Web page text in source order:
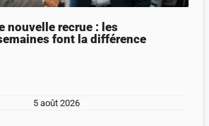
nouvelle recrue : les
font la différence
5 août 2026